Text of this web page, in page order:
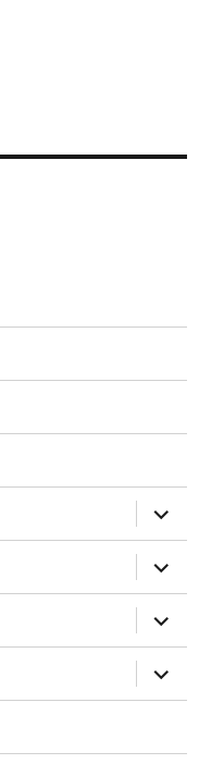
Etendi
infanan
menuon
Etendi
infanan
menuon
Etendi
infanan
menuon
Etendi
infanan
menuon